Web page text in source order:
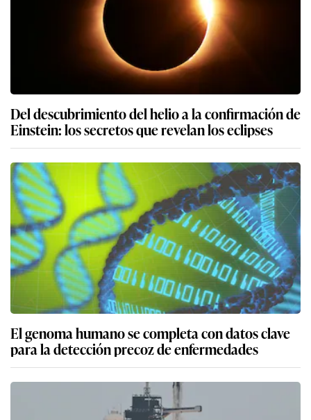
Del descubrimiento del helio a la confirmación de
Einstein: los secretos que revelan los eclipses
El genoma humano se completa con datos clave
para la detección precoz de enfermedades